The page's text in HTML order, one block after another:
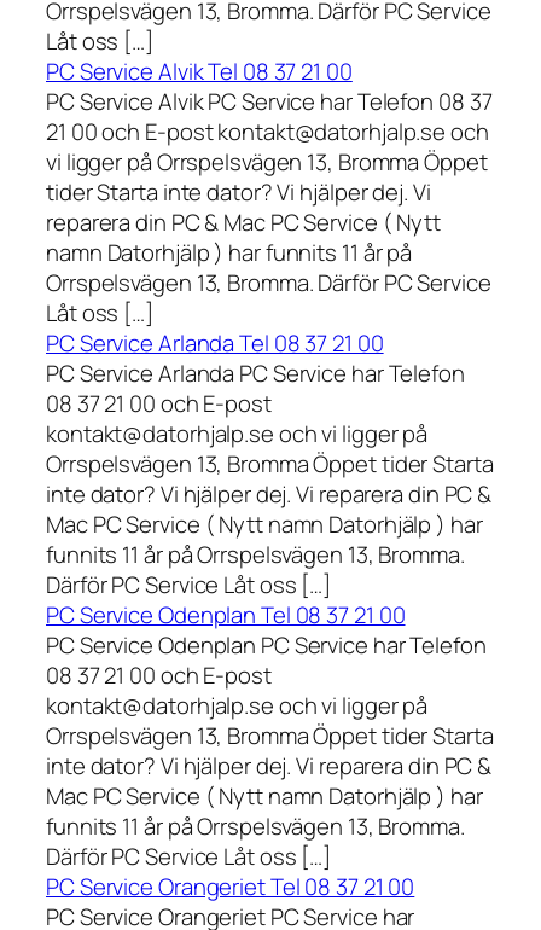
Orrspelsvägen 13, Bromma. Därför PC Service
Låt oss […]
PC Service Alvik Tel 08 37 21 00
PC Service Alvik PC Service har Telefon 08 37
21 00 och E-post kontakt@datorhjalp.se och
vi ligger på Orrspelsvägen 13, Bromma Öppet
tider Starta inte dator? Vi hjälper dej. Vi
reparera din PC & Mac PC Service ( Nytt
namn Datorhjälp ) har funnits 11 år på
Orrspelsvägen 13, Bromma. Därför PC Service
Låt oss […]
PC Service Arlanda Tel 08 37 21 00
PC Service Arlanda PC Service har Telefon
08 37 21 00 och E-post
kontakt@datorhjalp.se och vi ligger på
Orrspelsvägen 13, Bromma Öppet tider Starta
inte dator? Vi hjälper dej. Vi reparera din PC &
Mac PC Service ( Nytt namn Datorhjälp ) har
funnits 11 år på Orrspelsvägen 13, Bromma.
Därför PC Service Låt oss […]
PC Service Odenplan Tel 08 37 21 00
PC Service Odenplan PC Service har Telefon
08 37 21 00 och E-post
kontakt@datorhjalp.se och vi ligger på
Orrspelsvägen 13, Bromma Öppet tider Starta
inte dator? Vi hjälper dej. Vi reparera din PC &
Mac PC Service ( Nytt namn Datorhjälp ) har
funnits 11 år på Orrspelsvägen 13, Bromma.
Därför PC Service Låt oss […]
PC Service Orangeriet Tel 08 37 21 00
PC Service Orangeriet PC Service har